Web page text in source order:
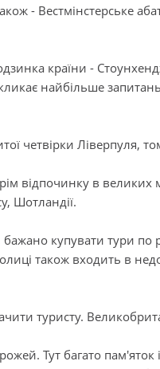
- Вестмінстерське
країни -
найбільше запитань
четвірки Ліверпуля,
відпочинку в великих
Шотландії.
купувати тури по
також входить в
туристу.
Тут багато пам'яток